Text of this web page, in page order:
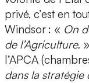
privé, c’est en
Windsor : « On
de l’Agriculture.
l’APCA
dans la stratégie